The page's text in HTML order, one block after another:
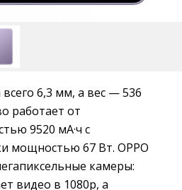
6,3 мм, а вес — 536
работает от
9520 мА·ч с
мощностью 67 Вт. OPPO
камеры:
видео в 1080p, а